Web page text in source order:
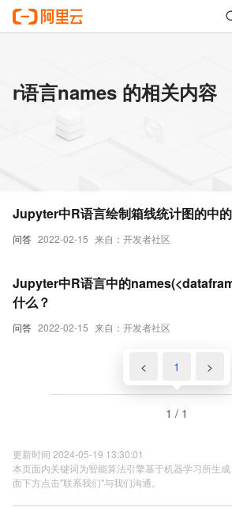
r语言names 的相关内容
问答 2022-02-15 来自：开发者社区
Jupyter中R语言绘制箱线统计图的中
问答 2022-02-15 来自：开发者社区
Jupyter中R语言中的
什么？
< 1 >
1 / 1
更新时间 2024-05-19 13:30:01
本页面内关键词为智能算法引擎基于机器学习所生
面下方点击"联系我们"与我们沟通。